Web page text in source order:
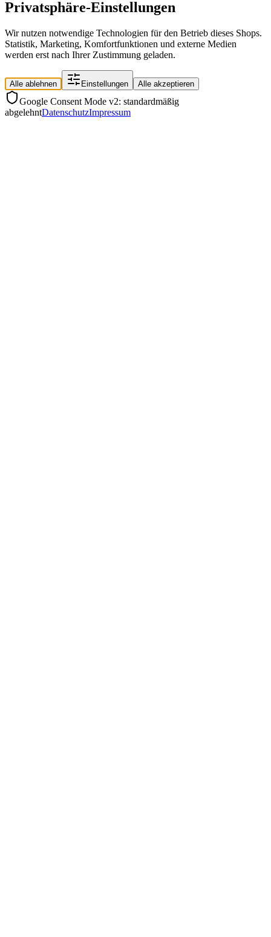
Privatsphäre-Einstellungen
Wir nutzen notwendige Technologien für den Betrieb dieses Shops.
Statistik, Marketing, Komfortfunktionen und externe Medien
werden erst nach Ihrer Zustimmung geladen.
Alle ablehnen Einstellungen Alle akzeptieren
Google Consent Mode v2: standardmäßig
abgelehntDatenschutzImpressum